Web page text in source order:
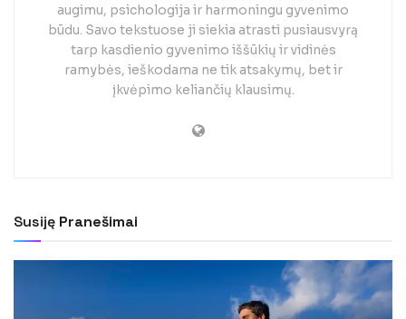
augimu, psichologija ir harmoningu gyvenimo
būdu. Savo tekstuose ji siekia atrasti pusiausvyrą
tarp kasdienio gyvenimo iššūkių ir vidinės
ramybės, ieškodama ne tik atsakymų, bet ir
įkvėpimo keliančių klausimų.
Susiję Pranešimai